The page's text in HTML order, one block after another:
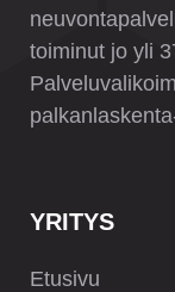
toiminut jo yli
YRITYS
Etusivu